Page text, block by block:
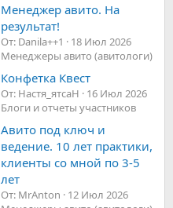
Менеджер авито. На
результат!
От: Danila++1
18 Июл 2026
Менеджеры авито (авитологи)
Конфетка Квест
От: Настя_ятсаН
16 Июл 2026
Блоги и отчеты участников
Авито под ключ и
ведение. 10 лет практики,
клиенты со мной по 3-5
лет
От: MrAnton
12 Июл 2026